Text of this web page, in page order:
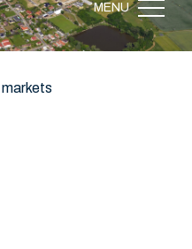
MENU